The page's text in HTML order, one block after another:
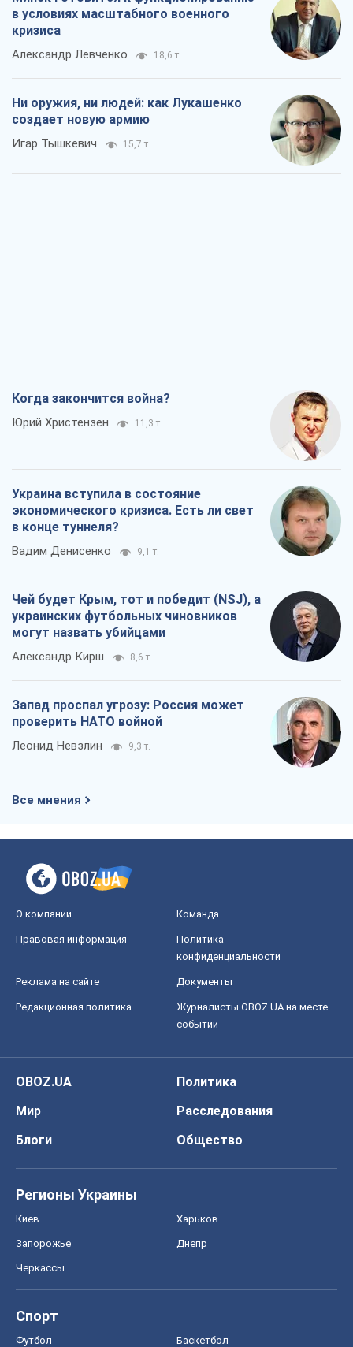
в условиях масштабного военного
кризиса
Александр Левченко 18,6 т.
Ни оружия, ни людей: как Лукашенко
создает новую армию
Игар Тышкевич 15,7 т.
Когда закончится война?
Юрий Христензен 11,3 т.
Украина вступила в состояние
экономического кризиса. Есть ли свет
в конце туннеля?
Вадим Денисенко 9,1 т.
Чей будет Крым, тот и победит (NSJ), а
украинских футбольных чиновников
могут назвать убийцами
Александр Кирш 8,6 т.
Запад проспал угрозу: Россия может
проверить НАТО войной
Леонид Невзлин 9,3 т.
Все мнения
О компании Команда
Правовая информация
Политика
конфиденциальности
Реклама на сайте Документы
Редакционная политика
Журналисты OBOZ.UA на месте
событий
OBOZ.UA
Политика
Мир
Расследования
Блоги
Общество
Регионы Украины
Киев Харьков
Запорожье Днепр
Черкассы
Спорт
Футбол Баскетбол